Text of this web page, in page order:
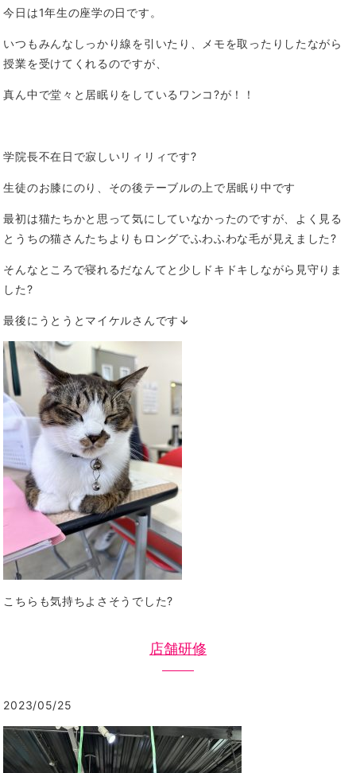
今日は1年生の座学の日です。
いつもみんなしっかり線を引いたり、メモを取ったりしたながら
授業を受けてくれるのですが、
真ん中で堂々と居眠りをしているワンコ?が！！
学院長不在日で寂しいリィリィです?
生徒のお膝にのり、その後テーブルの上で居眠り中です
最初は猫たちかと思って気にしていなかったのですが、よく見る
とうちの猫さんたちよりもロングでふわふわな毛が見えました?
そんなところで寝れるだなんてと少しドキドキしながら見守りま
した?
最後にうとうとマイケルさんです↓
こちらも気持ちよさそうでした?
店舗研修
2023/05/25